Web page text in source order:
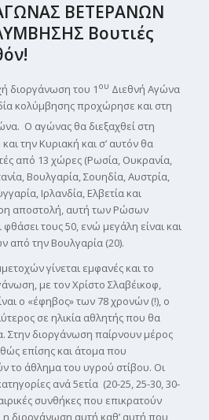
ΒΕΤΕΡΑΝΩΝ
Βουτιές
διοργάνωση του 1 ου Διεθνή Αγώνα
κολύμβησης προχώρησε και στη
Ο αγώνας θα διεξαχθεί στη
την Κυριακή και σ’ αυτόν θα
από 13 χώρες (Ρωσία, Ουκρανία,
Βουλγαρία, Σουηδία, Αυστρία,
Ιρλανδία, Ελβετία και
αποστολή, αυτή των Ρώσων
τους 50, ενώ μεγάλη είναι και
από την Βουλγαρία (20).
γίνεται εμφανές και το
με τον Χρίστο Σλαβέικοφ,
ο «έφηβος» των 78 χρονών (!), ο
σε ηλικία αθλητής που θα
Στην διοργάνωση παίρνουν μέρος
επίσης και άτομα που
το άθλημα του υγρού στίβου. Οι
ανά 5ετία (20-25, 25-30, 30-
συνθήκες που επικρατούν
διοργάνωση αυτή καθ’ αυτή που